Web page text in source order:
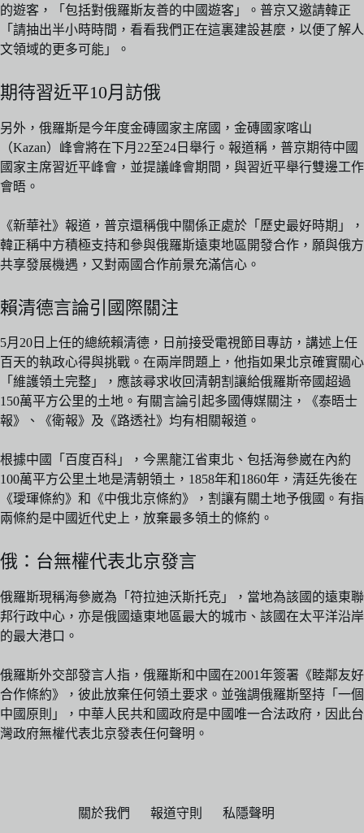
的遊客，「包括對俄羅斯友善的中國遊客」。普京又邀請韓正
「請抽出半小時時間，看看我們正在這裏建設甚麼，以便了解人
文領域的更多可能」。
期待習近平10月訪俄
另外，俄羅斯是今年度金磚國家主席國，金磚國家喀山
（Kazan）峰會將在下月22至24日舉行。報道稱，普京期待中國
國家主席習近平峰會，並提議峰會期間，與習近平舉行雙邊工作
會晤。
《新華社》報道，普京還稱俄中關係正處於「歷史最好時期」，
韓正稱中方積極支持和參與俄羅斯遠東地區開發合作，願與俄方
共享發展機遇，又對兩國合作前景充滿信心。
賴清德言論引國際關注
5月20日上任的總統賴清德，日前接受電視節目專訪，講述上任
百天的執政心得與挑戰。在兩岸問題上，他指如果北京確實關心
「維護領土完整」，應該尋求收回清朝割讓給俄羅斯帝國超過
150萬平方公里的土地。有關言論引起多國傳媒關注，《泰晤士
報》、《衛報》及《路透社》均有相關報道。
根據中國「百度百科」，今黑龍江省東北、包括海參崴在內約
100萬平方公里土地是清朝領土，1858年和1860年，清廷先後在
《璦琿條約》和《中俄北京條約》，割讓有關土地予俄國。有指
兩條約是中國近代史上，放棄最多領土的條約。
俄：台無權代表北京發言
俄羅斯現稱海參崴為「符拉迪沃斯托克」，當地為該國的遠東聯
邦行政中心，亦是俄國遠東地區最大的城市、該國在太平洋沿岸
的最大港口。
俄羅斯外交部發言人指，俄羅斯和中國在2001年簽署《睦鄰友好
合作條約》，彼此放棄任何領土要求。並強調俄羅斯堅持「一個
中國原則」，中華人民共和國政府是中國唯一合法政府，因此台
灣政府無權代表北京發表任何聲明。
關於我們 報道守則 私隱聲明